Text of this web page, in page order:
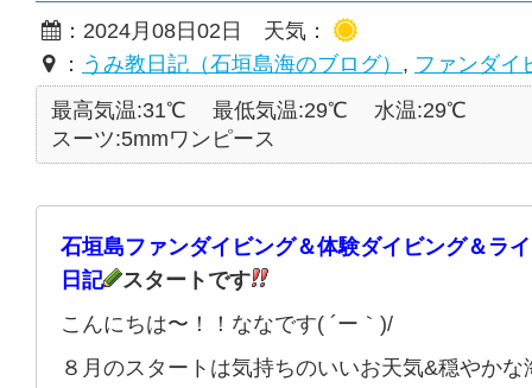
：2024月08日02日 天気：
： うみ教日記（石垣島海のブログ） , ファンダイ
最高気温:31℃
最低気温:29℃
水温:29℃
スーツ:5mmワンピース
石垣島ファンダイビング＆体験ダイビング＆ラ
日記
スタートです
こんにちは〜！！ななです( ´ー｀)/
８月のスタートは気持ちのいいお天気&穏やか